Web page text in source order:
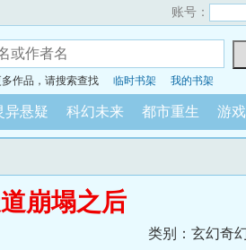
账号：
作品，请搜索查找 临时书架 我的书架
异悬疑 科幻未来 都市重生 游
崩塌之后
类别：玄幻奇